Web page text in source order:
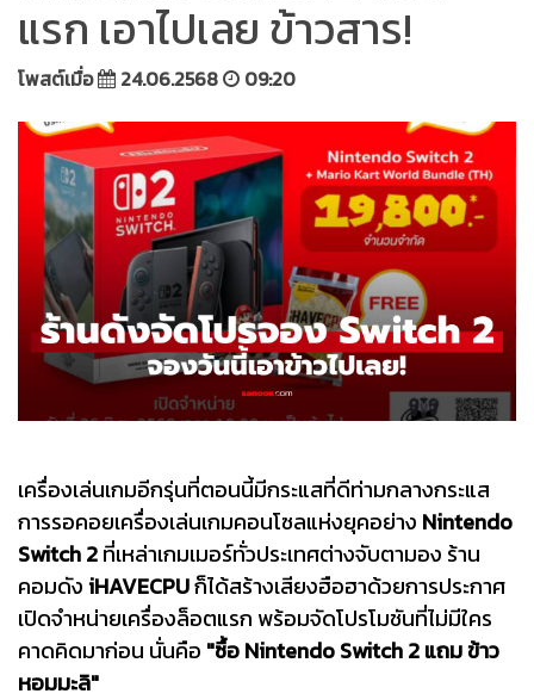
แรก เอาไปเลย ข้าวสาร!
โพสต์เมื่อ 24.06.2568 09:20
เครื่องเล่นเกมอีกรุ่นที่ตอนนี้มีกระแสที่ดีท่ามกลางกระแส
การรอคอยเครื่องเล่นเกมคอนโซลแห่งยุคอย่าง Nintendo
Switch 2ที่เหล่าเกมเมอร์ทั่วประเทศต่างจับตามอง ร้าน
คอมดังiHAVECPUก็ได้สร้างเสียงฮือฮาด้วยการประกาศ
เปิดจำหน่ายเครื่องล็อตแรก พร้อมจัดโปรโมชันที่ไม่มีใคร
คาดคิดมาก่อน นั่นคือ "ซื้อ Nintendo Switch 2 แถม ข้าว
หอมมะลิ"